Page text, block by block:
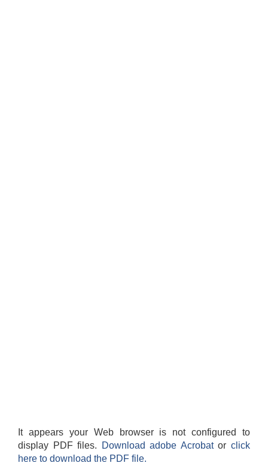
It appears your Web browser is not configured to
display PDF files.
Download adobe Acrobatorclick
here to download the PDF file.